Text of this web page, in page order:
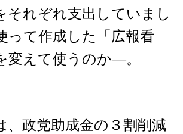
それぞれ支出していまし
って作成した「広報看
変えて使うのか―。
政党助成金の３割削減